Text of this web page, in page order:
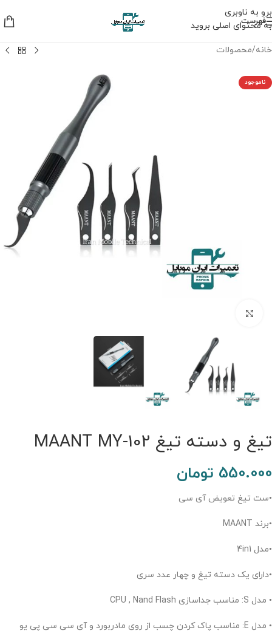
برو به ناوبری
به محتوای اصلی بروید
فهرست
خانه/محصولات
ناموجود
تیغ و دسته تیغ MAANT MY-102
550.000 تومان
•ست تیغ تعویض آی سی
•برند MAANT
•مدل 4in1
•دارای یک دسته تیغ و چهار عدد سری
• مدل S: مناسب جداسازی CPU , Nand Flash
• مدل E: مناسب پاک کردن چسب از روی مادربورد و آی سی سی پی یو